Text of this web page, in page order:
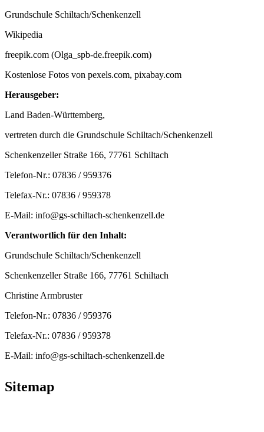
Grundschule Schiltach/Schenkenzell
Wikipedia
freepik.com (Olga_spb-de.freepik.com)
Kostenlose Fotos von pexels.com, pixabay.com
Herausgeber:
Land Baden-Württemberg,
vertreten durch die Grundschule Schiltach/Schenkenzell
Schenkenzeller Straße 166, 77761 Schiltach
Telefon-Nr.: 07836 / 959376
Telefax-Nr.: 07836 / 959378
E-Mail: info@gs-schiltach-schenkenzell.de
Verantwortlich für den Inhalt:
Grundschule Schiltach/Schenkenzell
Schenkenzeller Straße 166, 77761 Schiltach
Christine Armbruster
Telefon-Nr.: 07836 / 959376
Telefax-Nr.: 07836 / 959378
E-Mail: info@gs-schiltach-schenkenzell.de
Sitemap